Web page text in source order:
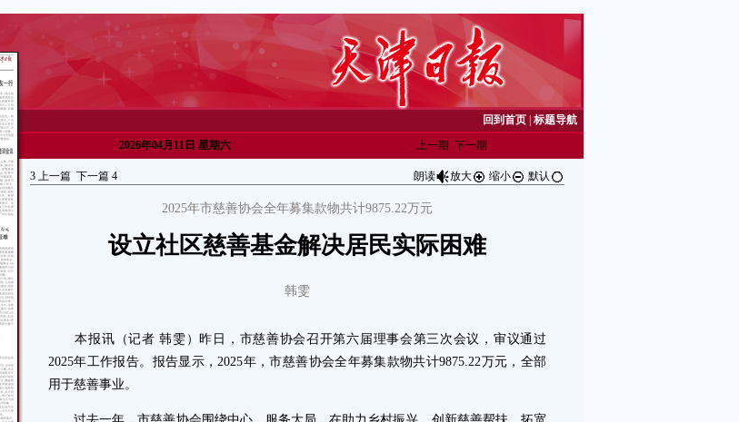
回到首页 标题导航
2026年04月11日 星期六
上一期 下一期
3 上一篇 下一篇 4 朗读 放大 缩小 默认
2025年市慈善协会全年募集款物共计9875.22万元
设立社区慈善基金解决居民实际困难
韩雯
本报讯（记者 韩雯）昨日，市慈善协会召开第六届理事会第三次会议，审议通过
2025年工作报告。报告显示，2025年，市慈善协会全年募集款物共计9875.22万元，全部
用于慈善事业。